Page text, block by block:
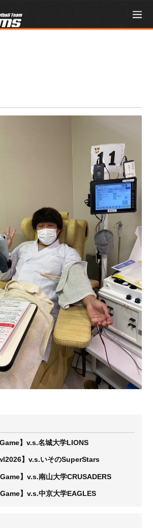
】v.s.名城大学LIONS
】v.s.いそのSuperStars
】v.s.南山大学CRUSADERS
】v.s.中京大学EAGLES